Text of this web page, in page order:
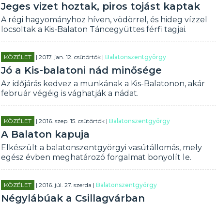
Jeges vizet hoztak, piros tojást kaptak
A régi hagyományhoz híven, vödörrel, és hideg vízzel
locsoltak a Kis-Balaton Táncegyüttes férfi tagjai.
KÖZÉLET | 2017. jan. 12. csütörtök |Balatonszentgyörgy
Jó a Kis-balatoni nád minősége
Az időjárás kedvez a munkának a Kis-Balatonon, akár
február végéig is vághatják a nádat.
KÖZÉLET | 2016. szep. 15. csütörtök |Balatonszentgyörgy
A Balaton kapuja
Elkészült a balatonszentgyörgyi vasútállomás, mely
egész évben meghatározó forgalmat bonyolít le.
KÖZÉLET | 2016. júl. 27. szerda |Balatonszentgyörgy
Négylábúak a Csillagvárban